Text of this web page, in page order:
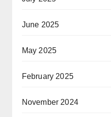
June 2025
May 2025
February 2025
November 2024